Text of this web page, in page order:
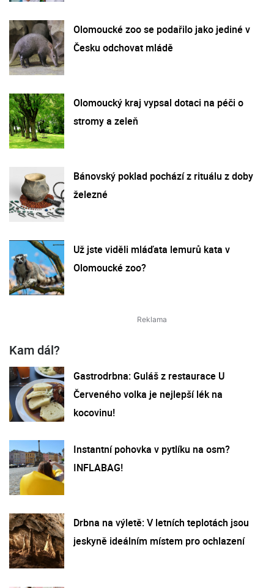
Olomoucké zoo se podařilo jako jediné v
Česku odchovat mládě
Olomoucký kraj vypsal dotaci na péči o
stromy a zeleň
Bánovský poklad pochází z rituálu z doby
železné
Už jste viděli mláďata lemurů kata v
Olomoucké zoo?
Kam dál?
Gastrodrbna: Guláš z restaurace U
Červeného volka je nejlepší lék na
kocovinu!
Instantní pohovka v pytlíku na osm?
INFLABAG!
Drbna na výletě: V letních teplotách jsou
jeskyně ideálním místem pro ochlazení